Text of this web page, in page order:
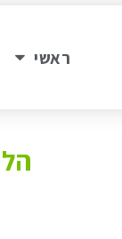
ראשי